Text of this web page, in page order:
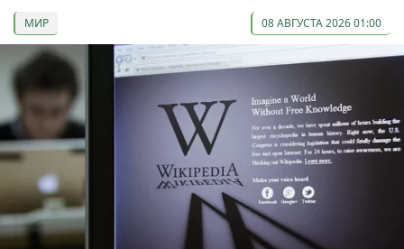
МИР 08 АВГУСТА 2026 01:00